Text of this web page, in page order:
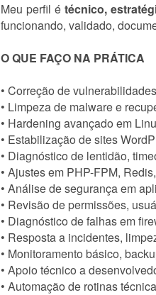
Meu perfil étécnico,
funcionando, validado,
O QUE FAÇO NA PRÁTICA
• Correção de
• Limpeza de malware e
• Hardening avançado em
• Estabilização de sites
• Diagnóstico de lentidão,
• Ajustes em PHP-FPM,
• Análise de segurança em
• Revisão de permissões,
• Diagnóstico de falhas em
• Resposta a incidentes,
• Monitoramento básico,
• Apoio técnico a
• Automação de rotinas